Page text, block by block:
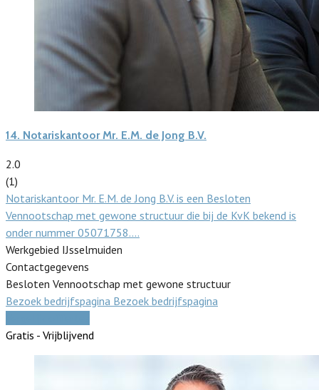
14. Notariskantoor Mr. E.M. de Jong B.V.
2.0
(1)
Notariskantoor Mr. E.M. de Jong B.V. is een Besloten
Vennootschap met gewone structuur die bij de KvK bekend is
onder nummer 05071758.…
Werkgebied IJsselmuiden
Contactgegevens
Besloten Vennootschap met gewone structuur
Bezoek bedrijfspagina Bezoek bedrijfspagina
Gratis - Vrijblijvend